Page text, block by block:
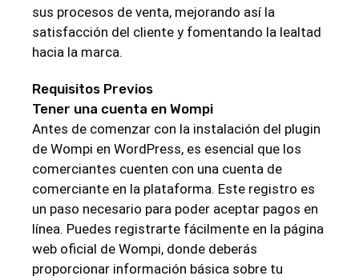
sus procesos de venta, mejorando así la
satisfacción del cliente y fomentando la lealtad
hacia la marca.
Requisitos Previos
Tener una cuenta en Wompi
Antes de comenzar con la instalación del plugin
de Wompi en WordPress, es esencial que los
comerciantes cuenten con una cuenta de
comerciante en la plataforma. Este registro es
un paso necesario para poder aceptar pagos en
línea. Puedes registrarte fácilmente en la página
web oficial de Wompi, donde deberás
proporcionar información básica sobre tu